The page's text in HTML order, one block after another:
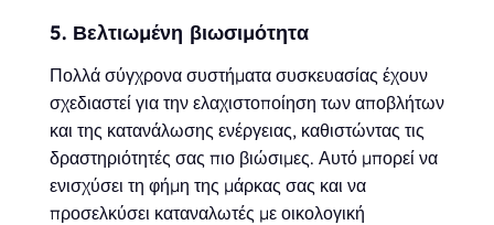
5. Βελτιωμένη βιωσιμότητα
Πολλά σύγχρονα συστήματα συσκευασίας έχουν
σχεδιαστεί για την ελαχιστοποίηση των αποβλήτων
και της κατανάλωσης ενέργειας, καθιστώντας τις
δραστηριότητές σας πιο βιώσιμες. Αυτό μπορεί να
ενισχύσει τη φήμη της μάρκας σας και να
προσελκύσει καταναλωτές με οικολογική